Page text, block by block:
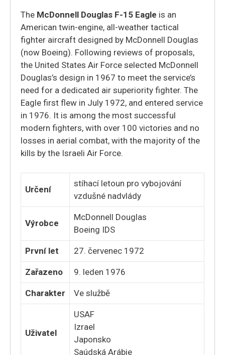
The McDonnell Douglas F-15 Eagle is an
American twin-engine, all-weather tactical
fighter aircraft designed by McDonnell Douglas
(now Boeing). Following reviews of proposals,
the United States Air Force selected McDonnell
Douglas’s design in 1967 to meet the service’s
need for a dedicated air superiority fighter. The
Eagle first flew in July 1972, and entered service
in 1976. It is among the most successful
modern fighters, with over 100 victories and no
losses in aerial combat, with the majority of the
kills by the Israeli Air Force.
Určení
stíhací letoun pro vybojování
vzdušné nadvlády
Výrobce
McDonnell Douglas
Boeing IDS
První let 27. červenec 1972
Zařazeno 9. leden 1976
Charakter Ve službě
Uživatel
USAF
Izrael
Japonsko
Saúdská Arábie